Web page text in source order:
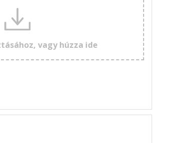
vagy húzza ide